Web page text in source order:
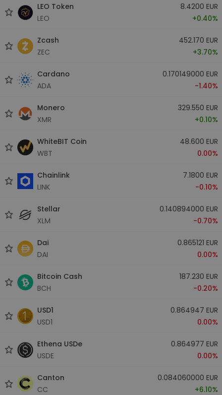
LEO Token
LEO
8.4200 EUR
+0.40%
Zcash
ZEC
452.170 EUR
+3.70%
Cardano
ADA
0.170149000 EUR
-1.40%
Monero
XMR
329.550 EUR
+0.10%
WhiteBIT Coin
WBT
48.600 EUR
0.00%
Chainlink
LINK
7.1800 EUR
-0.10%
Stellar
XLM
0.140894000 EUR
-0.70%
Dai
DAI
0.865121 EUR
0.00%
Bitcoin Cash
BCH
187.230 EUR
-0.20%
USD1
USD1
0.864947 EUR
0.00%
Ethena USDe
USDE
0.864977 EUR
0.00%
Canton
CC
0.084060000 EUR
+6.10%